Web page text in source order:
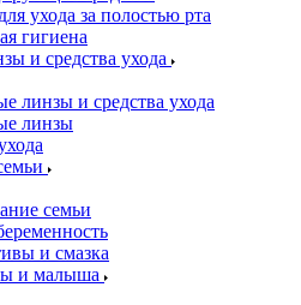
ухода за полостью рта
гигиена
и средства ухода
линзы и средства ухода
линзы
семьи
и смазка
и малыша